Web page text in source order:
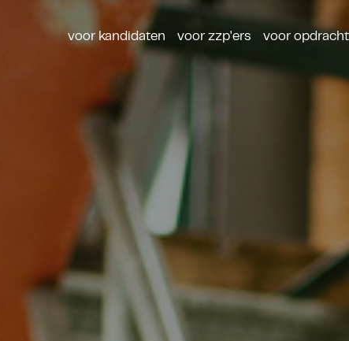
voor kandidaten voor zzp'ers voor